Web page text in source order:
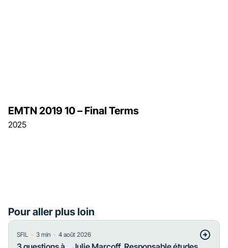
2025
EMTN 2019 10 – Final Terms
Pour aller plus loin
SFIL ・ 3 min ・ 4 août 2026